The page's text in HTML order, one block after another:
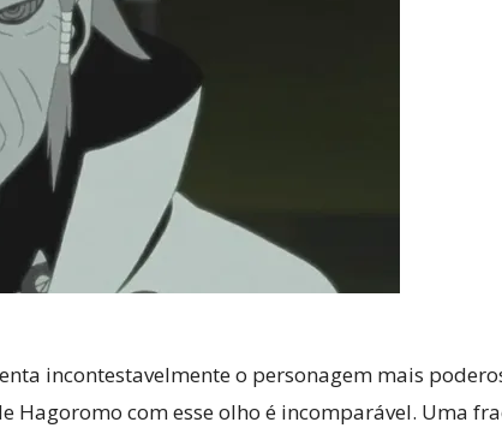
incontestavelmente o personagem mais
Hagoromo com esse olho é incomparável. Uma